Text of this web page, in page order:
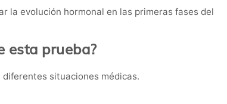
la evolución hormonal en las primeras fases del
esta prueba?
situaciones médicas.